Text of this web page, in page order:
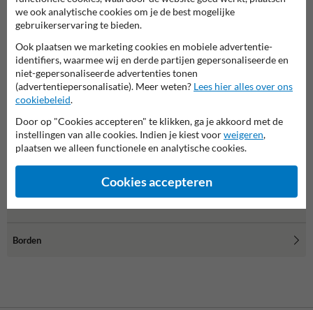
Borden
we ook analytische cookies om je de best mogelijke
gebruikerservaring te bieden.
Ook plaatsen we marketing cookies en mobiele advertentie-
identifiers, waarmee wij en derde partijen gepersonaliseerde en
niet-gepersonaliseerde advertenties tonen
(advertentiepersonalisatie). Meer weten? Lees hier alles over ons
cookiebeleid.
Door op "Cookies accepteren" te klikken, ga je akkoord met de
instellingen van alle cookies. Indien je kiest voorweigeren,
plaatsen we alleen functionele en analytische cookies.
Cookies accepteren